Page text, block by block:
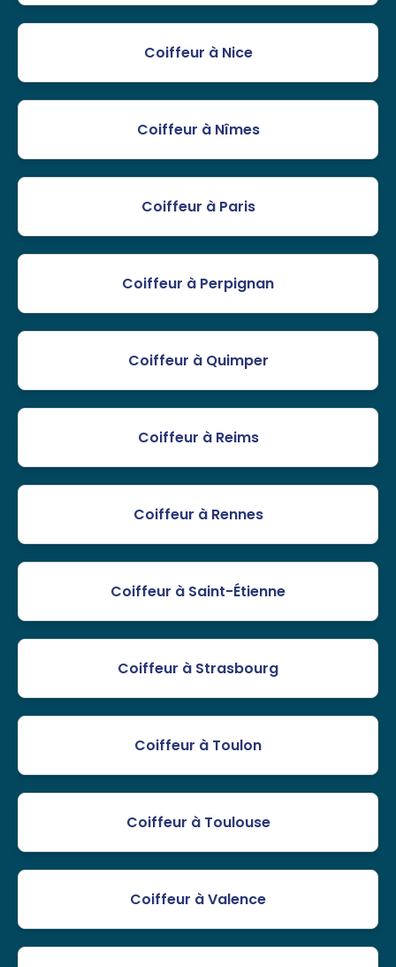
Coiffeur à Nice
Coiffeur à Nîmes
Coiffeur à Paris
Coiffeur à Perpignan
Coiffeur à Quimper
Coiffeur à Reims
Coiffeur à Rennes
Coiffeur à Saint-Étienne
Coiffeur à Strasbourg
Coiffeur à Toulon
Coiffeur à Toulouse
Coiffeur à Valence